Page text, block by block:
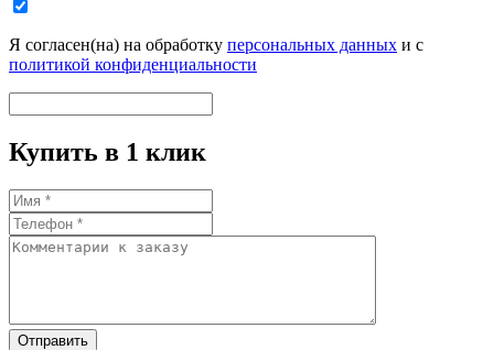
Я согласен(на) на обработку персональных данных и с
политикой конфиденциальности
Купить в 1 клик
Отправить